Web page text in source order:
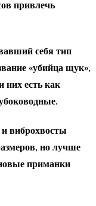
привлечь
себя тип
«убийца щук»,
них есть как
виброхвосты
но лучше
приманки